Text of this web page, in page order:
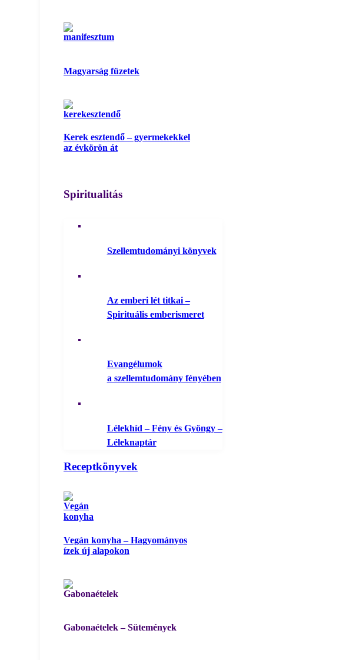
Magyarság füzetek
Kerek esztendő – gyermekekkel
az évkörön át
Spiritualitás
Szellemtudományi könyvek
Az emberi lét titkai –
Spirituális emberismeret
Evangélumok
a szellemtudomány fényében
Lélekhíd – Fény és Gyöngy –
Léleknaptár
Receptkönyvek
Vegán konyha – Hagyományos
ízek új alapokon
Gabonaételek – Sütemények